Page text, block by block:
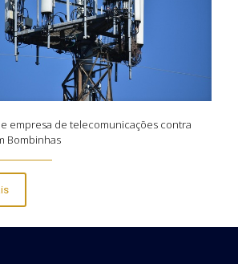
empresa de telecomunicações contra
Bombinhas